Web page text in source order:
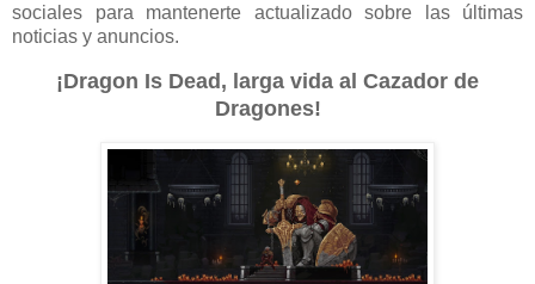
sociales para mantenerte actualizado sobre las últimas
noticias y anuncios.
¡Dragon Is Dead, larga vida al Cazador de
Dragones!